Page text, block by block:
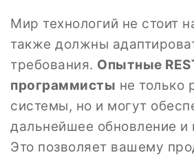
Мир технологий не стоит
также должны
требования. Опытные
программисты не только
системы, но и могут
дальнейшее обновление и
Это позволяет вашему